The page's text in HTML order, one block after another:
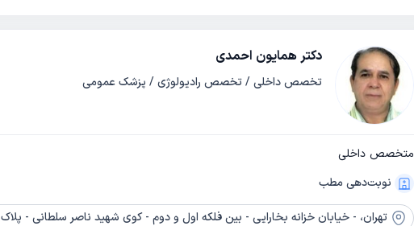
دکتر همایون احمدی
تخصص داخلی / تخصص رادیولوژی / پزشک عمومی
متخصص داخلی
نوبت‌دهی مطب
تهران، - خیابان خزانه بخارایی - بین فلکه اول و دوم - کوی شهید ناصر سلطانی - پلاک 8 - طبقه دوم